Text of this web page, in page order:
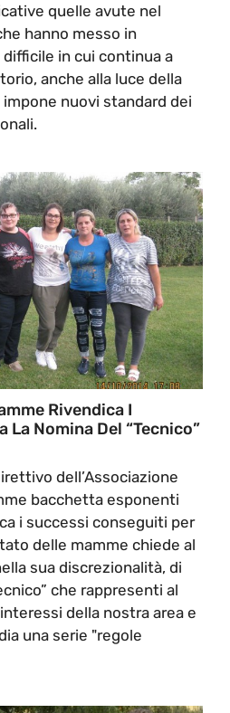
quelle avute nel
hanno messo in
in cui continua a
anche alla luce della
nuovi standard dei
Rivendica I
La Nomina Del “Tecnico”
dell’Associazione
bacchetta esponenti
i successi conseguiti per
delle mamme chiede al
sua discrezionalità, di
che rappresenti al
della nostra area e
una serie "regole